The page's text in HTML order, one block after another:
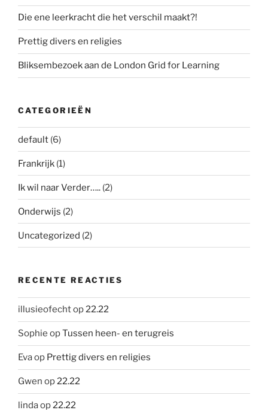
Die ene leerkracht die het verschil maakt?!
Prettig divers en religies
Bliksembezoek aan de London Grid for Learning
CATEGORIEËN
default (6)
Frankrijk (1)
Ik wil naar Verder….. (2)
Onderwijs (2)
Uncategorized (2)
RECENTE REACTIES
illusieofechtop22.22
Sophie opTussen heen- en terugreis
Evaop Prettig divers en religies
Gwen op22.22
lindaop22.22